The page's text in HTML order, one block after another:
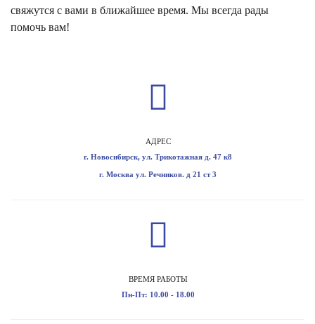
свяжутся с вами в ближайшее время. Мы всегда рады
помочь вам!
АДРЕС
г. Новосибирск, ул. Трикотажная д. 47 к8
г. Москва ул. Речников. д 21 ст 3
ВРЕМЯ РАБОТЫ
Пн-Пт: 10.00 - 18.00